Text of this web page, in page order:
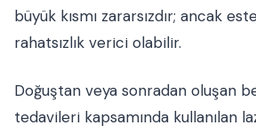
büyük kısmı zararsızdır; ancak
rahatsızlık verici olabilir.
Doğuştan veya sonradan oluşan
tedavileri kapsamında kullanılan